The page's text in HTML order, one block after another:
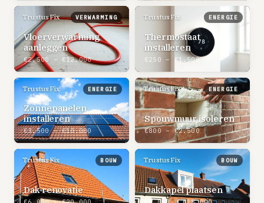
TrustusFix VERWARMING
Vloerverwarming
aanleggen
€2.500 – €12.000
TrustusFix ENERGIE
Thermostaat
installeren
€250 – €1.500
TrustusFix ENERGIE
Zonnepanelen
installeren
€3.500 – €10.000
TrustusFix ENERGIE
Spouwmuur isoleren
€800 – €2.500
TrustusFix BOUW
Dak renovatie
TrustusFix BOUW
Dakkapel plaatsen